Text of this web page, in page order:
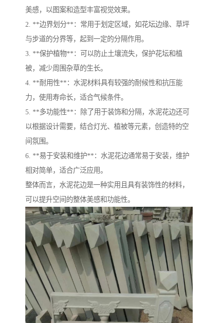
美感，以图案和造型丰富视觉效果。
2. **边界划分**：常用于划定区域，如花坛边缘、草坪
与步道的分界等，起到一定的分隔作用。
3. **保护植物**：可以防止土壤流失，保护花坛和植
被，减少周围杂草的生长。
4. **耐用性**：水泥材料具有较强的耐候性和抗压能
力，使用寿命长，适合气候条件。
5. **多功能性**：除了用于装饰和分隔，水泥花边还可
以根据设计需要，结合灯光、植被等元素，创造特的空
间氛围。
6. **易于安装和维护**：水泥花边通常易于安装，维护
相对简单，适合广泛应用。
整体而言，水泥花边是一种实用且具有装饰性的材料，
可以提升空间的整体美感和功能性。